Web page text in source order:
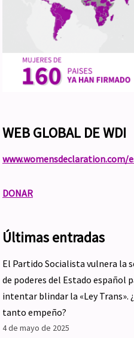
WEB GLOBAL DE WDI
www.womensdeclaration.com/
DONAR
Últimas entradas
El Partido Socialista vulnera la
de poderes del Estado español
intentar blindar la «Ley Trans».
tanto empeño?
4 de mayo de 2025